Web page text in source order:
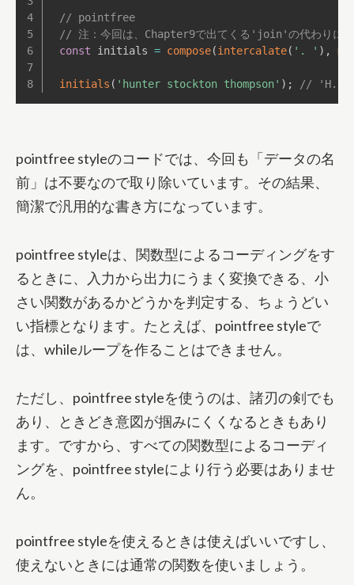
// pointfree
// 注：今回は、Chapter9で出てくる'join'の代わりに
const initials = compose(intercalate( '. ' ) ,
initials ( 'hunter stockton thompson' ) ; // 'H.
pointfree styleのコードでは、今回も「データの名
前」は不要なので取り除いています。その結果、
簡潔で汎用的な書き方になっています。
pointfree styleは、関数型によるコーディングをす
るときに、入力から出力にうまく変換できる、小
さい関数があるかどうかを判定する、ちょうどい
い指標となります。たとえば、pointfree styleで
は、whileループを作ることはできません。
ただし、pointfree styleを使うのは、諸刃の剣でも
あり、ときどき意図が掴みにくくなるときもあり
ます。ですから、すべての関数型によるコーディ
ングを、pointfree styleにより行う必要はありませ
ん。
pointfree styleを使えるときは使えばいいですし、
使えないときには通常の関数を使いましょう。